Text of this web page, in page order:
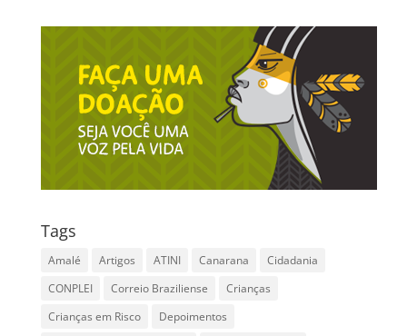
Tags
Amalé Artigos ATINI Canarana
Cidadania
CONPLEI
Correio Braziliense
Crianças
Crianças em Risco
Depoimentos